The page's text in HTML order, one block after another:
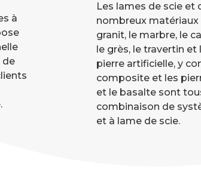
à
de
Les lames de scie et
nombreux
granit, le marbre, le
le grès, le travertin et
pierre artificielle, y
composite et les
et le basalte sont
combinaison de
et à lame de scie.